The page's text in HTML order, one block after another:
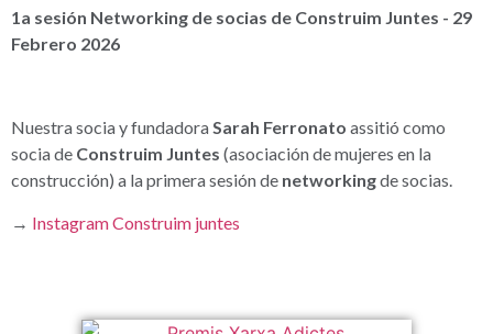
1a sesión Networking de socias de Construim Juntes - 29
Febrero 2026
Nuestra socia y fundadoraSarah Ferronato assitió como
socia de Construim Juntes (asociación de mujeres en la
construcción) a la primera sesión de networkingde socias.
→ Instagram Construim juntes